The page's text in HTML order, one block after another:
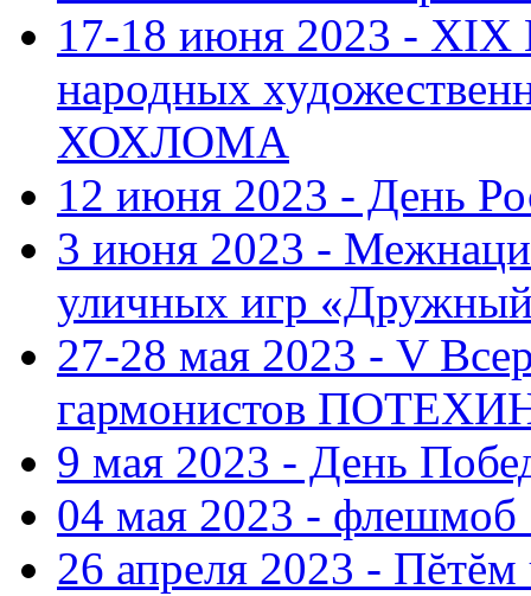
17-18 июня 2023 - XIX
народных
ХОХЛОМА
12 июня 2023 - День
3 июня 2023 -
уличных игр
27-28 мая 2023 - V
гармонистов
9 мая 2023 - День
04 мая 2023 - флешмоб
26 апреля 2023 -